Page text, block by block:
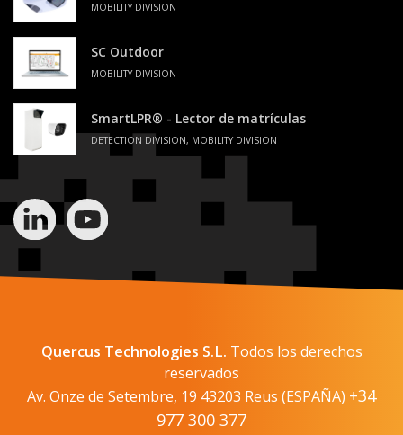
MOBILITY DIVISION
SC Outdoor
MOBILITY DIVISION
SmartLPR® - Lector de matrículas
DETECTION DIVISION, MOBILITY DIVISION
Quercus Technologies S.L. Todos los derechos
reservados
Av. Onze de Setembre, 19 43203 Reus (ESPAÑA) +34
977 300 377